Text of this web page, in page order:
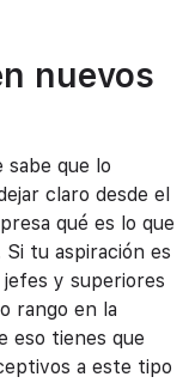
nuevos
sabe que lo
claro desde el
qué es lo que
Si tu aspiración es
y superiores
rango en la
eso tienes que
a este tipo